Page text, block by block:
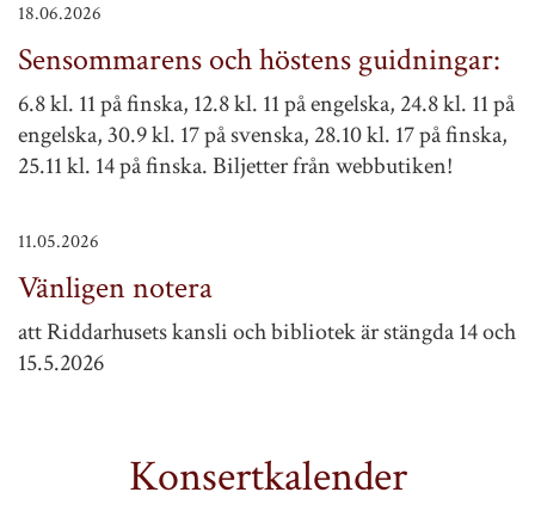
Sensommarens och höstens guidningar:
6.8 kl. 11 på finska, 12.8 kl. 11 på engelska, 24.8 kl. 11 på
engelska, 30.9 kl. 17 på svenska, 28.10 kl. 17 på finska,
25.11 kl. 14 på finska. Biljetter från webbutiken!
18.06.2026
Vänligen notera
att Riddarhusets kansli och bibliotek är stängda 14 och
15.5.2026
11.05.2026
Konsertkalender